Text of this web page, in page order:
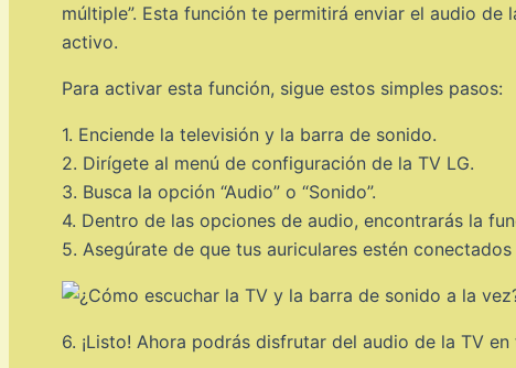
múltiple”. Esta función te permitirá enviar el audio
activo.
Para activar esta función, sigue estos simples pasos:
1. Enciende la televisión y la barra de sonido.
2. Dirígete al menú de configuración de la TV LG.
3. Busca la opción “Audio” o “Sonido”.
4. Dentro de las opciones de audio, encontrarás la
5. Asegúrate de que tus auriculares estén
6. ¡Listo! Ahora podrás disfrutar del audio de la TV